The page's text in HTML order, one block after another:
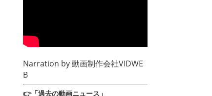
Narration by動画制作会社VIDWE
B
👉「過去の動画ニュース」